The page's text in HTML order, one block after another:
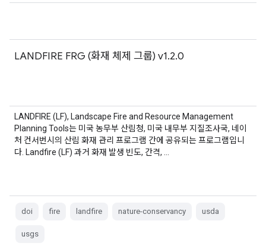
LANDFIRE FRG (화재 체제 그룹) v1.2.0
LANDFIRE (LF), Landscape Fire and Resource Management
Planning Tools는 미국 농무부 산림청, 미국 내무부 지질조사국, 네이
처 컨서번시의 산림 화재 관리 프로그램 간에 공유되는 프로그램입니
다. Landfire (LF) 과거 화재 발생 빈도, 간격, …
doi fire landfire nature-conservancy usda
usgs